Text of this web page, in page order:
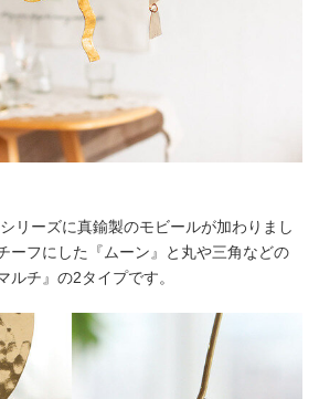
リーズに真鍮製のモビールが加わりまし
ーフにした『ムーン』と丸や三角などの
ルチ』の2タイプです。